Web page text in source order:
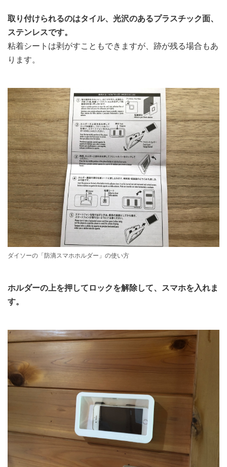
取り付けられるのはタイル、光沢のあるプラスチック面、
ステンレスです。
粘着シートは剥がすこともできますが、跡が残る場合もあ
ります。
ダイソーの「防滴スマホホルダー」の使い方
ホルダーの上を押してロックを解除して、スマホを入れま
す。